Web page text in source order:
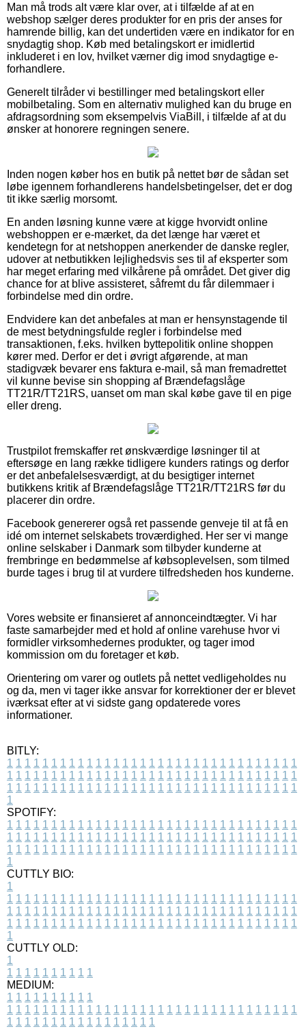
Man må trods alt være klar over, at i tilfælde af at en
webshop sælger deres produkter for en pris der anses for
hamrende billig, kan det undertiden være en indikator for en
snydagtig shop. Køb med betalingskort er imidlertid
inkluderet i en lov, hvilket værner dig imod snydagtige e-
forhandlere.
Generelt tilråder vi bestillinger med betalingskort eller
mobilbetaling. Som en alternativ mulighed kan du bruge en
afdragsordning som eksempelvis ViaBill, i tilfælde af at du
ønsker at honorere regningen senere.
Inden nogen køber hos en butik på nettet bør de sådan set
løbe igennem forhandlerens handelsbetingelser, det er dog
tit ikke særlig morsomt.
En anden løsning kunne være at kigge hvorvidt online
webshoppen er e-mærket, da det længe har været et
kendetegn for at netshoppen anerkender de danske regler,
udover at netbutikken lejlighedsvis ses til af eksperter som
har meget erfaring med vilkårene på området. Det giver dig
chance for at blive assisteret, såfremt du får dilemmaer i
forbindelse med din ordre.
Endvidere kan det anbefales at man er hensynstagende til
de mest betydningsfulde regler i forbindelse med
transaktionen, f.eks. hvilken byttepolitik online shoppen
kører med. Derfor er det i øvrigt afgørende, at man
stadigvæk bevarer ens faktura e-mail, så man fremadrettet
vil kunne bevise sin shopping af Brændefagslåge
TT21R/TT21RS, uanset om man skal købe gave til en pige
eller dreng.
Trustpilot fremskaffer ret ønskværdige løsninger til at
eftersøge en lang række tidligere kunders ratings og derfor
er det anbefalelsesværdigt, at du besigtiger internet
butikkens kritik af Brændefagslåge TT21R/TT21RS før du
placerer din ordre.
Facebook genererer også ret passende genveje til at få en
idé om internet selskabets troværdighed. Her ser vi mange
online selskaber i Danmark som tilbyder kunderne at
frembringe en bedømmelse af købsoplevelsen, som tilmed
burde tages i brug til at vurdere tilfredsheden hos kunderne.
Vores website er finansieret af annonceindtægter. Vi har
faste samarbejder med et hold af online varehuse hvor vi
formidler virksomhedernes produkter, og tager imod
kommission om du foretager et køb.
Orientering om varer og outlets på nettet vedligeholdes nu
og da, men vi tager ikke ansvar for korrektioner der er blevet
iværksat efter at vi sidste gang opdaterede vores
informationer.
BITLY:
1 1 1 1 1 1 1 1 1 1 1 1 1 1 1 1 1 1 1 1 1 1 1 1 1 1 1 1 1 1 1 1 1
1 1 1 1 1 1 1 1 1 1 1 1 1 1 1 1 1 1 1 1 1 1 1 1 1 1 1 1 1 1 1 1 1
1 1 1 1 1 1 1 1 1 1 1 1 1 1 1 1 1 1 1 1 1 1 1 1 1 1 1 1 1 1 1 1 1
1
SPOTIFY:
1 1 1 1 1 1 1 1 1 1 1 1 1 1 1 1 1 1 1 1 1 1 1 1 1 1 1 1 1 1 1 1 1
1 1 1 1 1 1 1 1 1 1 1 1 1 1 1 1 1 1 1 1 1 1 1 1 1 1 1 1 1 1 1 1 1
1 1 1 1 1 1 1 1 1 1 1 1 1 1 1 1 1 1 1 1 1 1 1 1 1 1 1 1 1 1 1 1 1
1
CUTTLY BIO:
1
1 1 1 1 1 1 1 1 1 1 1 1 1 1 1 1 1 1 1 1 1 1 1 1 1 1 1 1 1 1 1 1 1
1 1 1 1 1 1 1 1 1 1 1 1 1 1 1 1 1 1 1 1 1 1 1 1 1 1 1 1 1 1 1 1 1
1 1 1 1 1 1 1 1 1 1 1 1 1 1 1 1 1 1 1 1 1 1 1 1 1 1 1 1 1 1 1 1 1
1
CUTTLY OLD:
1
1 1 1 1 1 1 1 1 1 1
MEDIUM:
1 1 1 1 1 1 1 1 1 1
1 1 1 1 1 1 1 1 1 1 1 1 1 1 1 1 1 1 1 1 1 1 1 1 1 1 1 1 1 1 1 1 1
1 1 1 1 1 1 1 1 1 1 1 1 1 1 1 1 1